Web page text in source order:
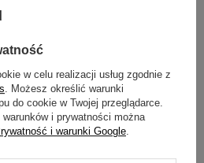
i ciesz się bezpiecznym i
FIAT
500
w celu realizacji usług zgodnie z
. Możesz określić warunki
do cookie w Twojej przeglądarce.
i prywatności można
i warunki Google.